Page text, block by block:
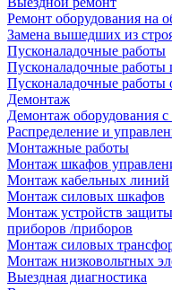
Ремонт оборудования на
Замена вышедших из
Пусконаладочные работы
Пусконаладочные работы
Пусконаладочные работы
Демонтаж
Демонтаж оборудования
Распределение и
Монтажные работы
Монтаж шкафов
Монтаж кабельных линий
Монтаж силовых шкафов
Монтаж устройств
приборов /приборов
Монтаж силовых
Монтаж низковольтных
Выездная диагностика